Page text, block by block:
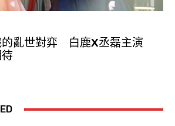
的亂世對弈 白鹿X丞磊主演
待